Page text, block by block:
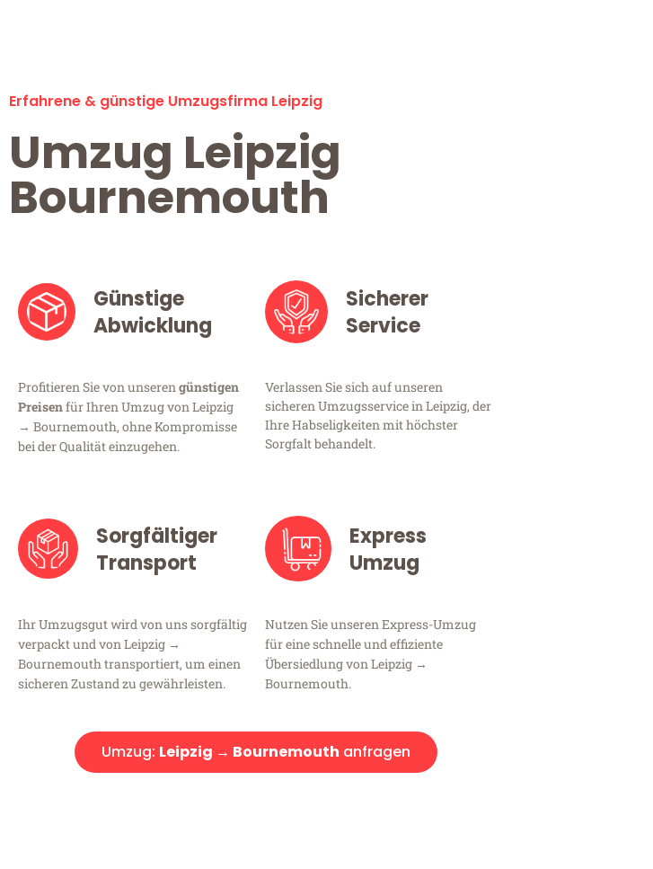
Erfahrene & günstige Umzugsfirma Leipzig
Umzug Leipzig
Bournemouth
Günstige
Abwicklung
Profitieren Sie von unserengünstigen
Preisenfür Ihren Umzug von Leipzig
→ Bournemouth, ohne Kompromisse
bei der Qualität einzugehen.
Sicherer
Service
Verlassen Sie sich auf unseren
sicheren Umzugsservice in Leipzig, der
Ihre Habseligkeiten mit höchster
Sorgfalt behandelt.
Sorgfältiger
Transport
Ihr Umzugsgut wird von uns sorgfältig
verpackt und von Leipzig →
Bournemouth transportiert, um einen
sicheren Zustand zu gewährleisten.
Express
Umzug
Nutzen Sie unseren Express-Umzug
für eine schnelle und effiziente
Übersiedlung von Leipzig →
Bournemouth.
Umzug: Leipzig → Bournemouth anfragen